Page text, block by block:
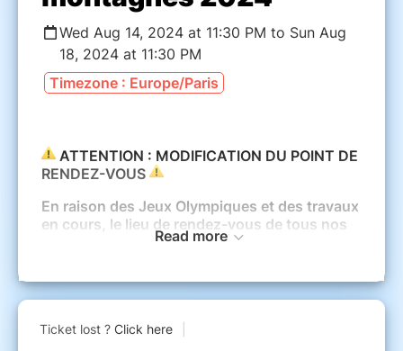
Wed Aug 14, 2024 at 11:30 PM to Sun Aug
18, 2024 at 11:30 PM
Timezone : Europe/Paris
ATTENTION : MODIFICATION DU POINT DE
RENDEZ-VOUS
En raison des Jeux Olympiques et des travaux
en cours, le lieu de rendez-vous de tous nos
voyages a dû être modifié. Les départs se
Echangeur de Bagnolet (Avenue de la Porte de
Bagnolet, Paris 75020).
Métro 3 : Porte de Bagnolet
Read more